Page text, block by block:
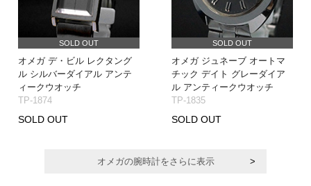
SOLD OUT
オメガ デ・ビル レクタング
ル シルバーダイアル アンテ
ィークウオッチ
TP-1874
SOLD OUT
SOLD OUT
オメガ ジュネーブ オートマ
チック デイト グレーダイア
ル アンティークウオッチ
TP-1835
SOLD OUT
オメガの腕時計をさらに表示